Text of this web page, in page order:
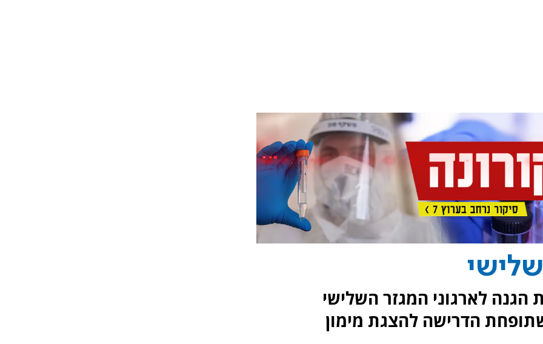
לארגוני המגזר השלישי
הדרישה להצגת מימון